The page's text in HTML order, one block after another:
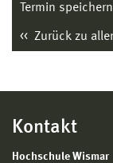
Termin speichern
Zurück zu
Kontakt
Hochschule Wismar